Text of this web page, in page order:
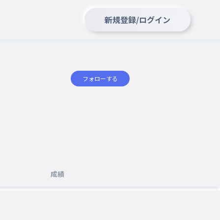
新規登録/ログイン
フォローする
成績